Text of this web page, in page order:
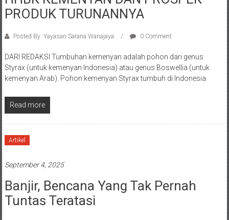
PRODUK TURUNANNYA
Posted By: Yayasan Sarana Wanajaya 0 Comment
DARI REDAKSI Tumbuhan kemenyan adalah pohon dari genus
Styrax (untuk kemenyan Indonesia) atau genus Boswellia (untuk
kemenyan Arab). Pohon kemenyan Styrax tumbuh di Indonesia
Read more
Artikel
September 4, 2025
Banjir, Bencana Yang Tak Pernah
Tuntas Teratasi